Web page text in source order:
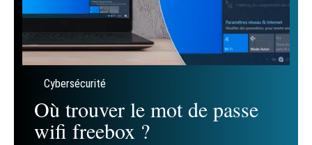
Cybersécurité
Où trouver le mot de passe
wifi freebox ?